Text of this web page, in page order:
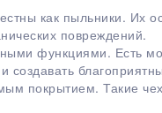
как пыльники. Их
повреждений.
функциями. Есть
создавать
покрытием. Такие